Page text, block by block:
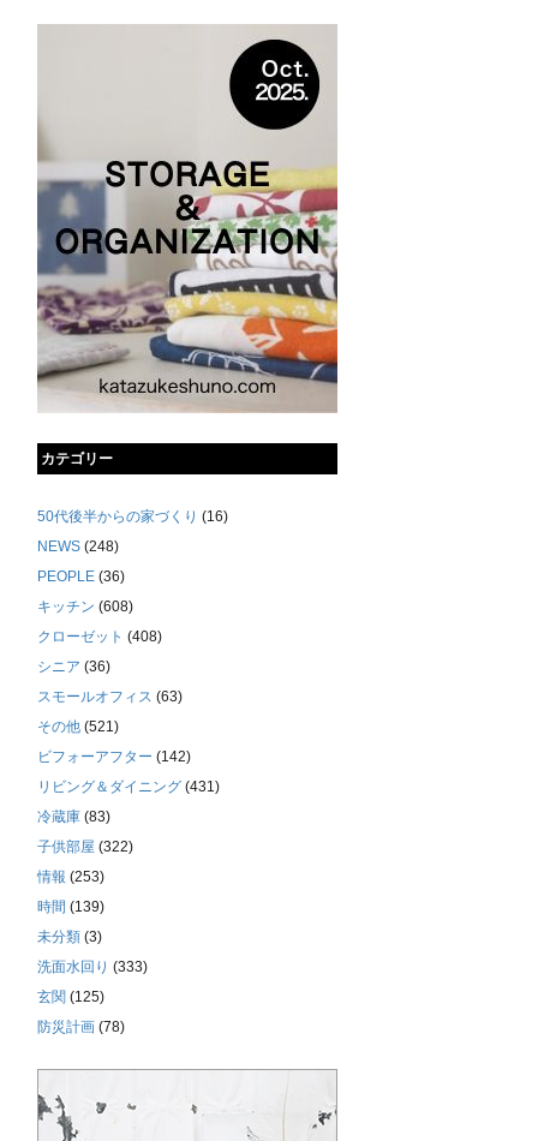
カテゴリー
50代後半からの家づくり (16)
NEWS (248)
PEOPLE (36)
キッチン (608)
クローゼット (408)
シニア (36)
スモールオフィス (63)
その他 (521)
ビフォーアフター (142)
リビング＆ダイニング (431)
冷蔵庫 (83)
子供部屋 (322)
情報 (253)
時間 (139)
未分類 (3)
洗面水回り (333)
玄関 (125)
防災計画 (78)